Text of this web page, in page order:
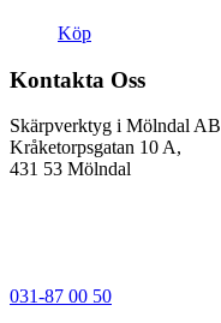
Köp
Kontakta Oss
Skärpverktyg i Mölndal AB
Kråketorpsgatan 10 A,
431 53 Mölndal
031-87 00 50